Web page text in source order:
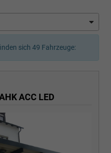
sich 49 Fahrzeuge:
ACC LED